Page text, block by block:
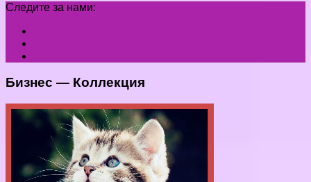
Следите за нами:
Бизнес — Коллекция